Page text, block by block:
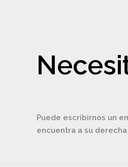
Puede escribirnos un
encuentra a su